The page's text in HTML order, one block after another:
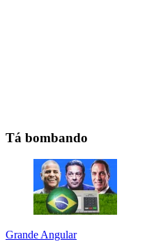
Tá bombando
Grande Angular